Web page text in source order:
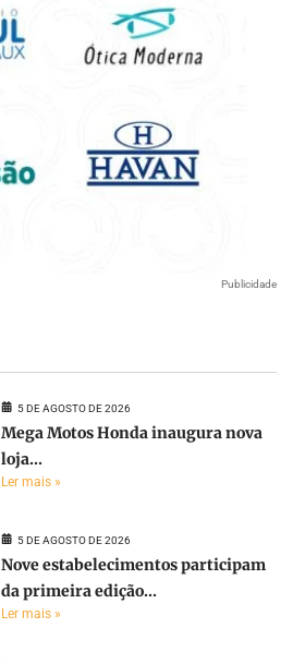
Publicidade
5 DE AGOSTO DE 2026
Mega Motos Honda inaugura nova
loja...
Ler mais »
5 DE AGOSTO DE 2026
Nove estabelecimentos participam
da primeira edição...
Ler mais »